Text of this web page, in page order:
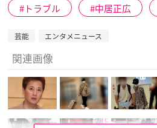
トラブル 中居正広
芸能 エンタメニュース
関連画像